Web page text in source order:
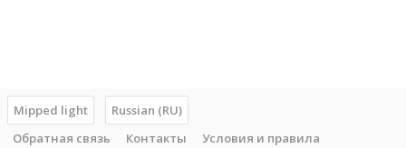
Mipped light
Russian (RU)
Обратная связь
Контакты
Условия и правила